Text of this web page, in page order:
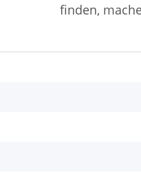
finden,